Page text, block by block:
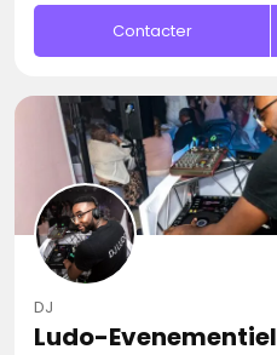
Contacter
DJ
Ludo-Evenementiel